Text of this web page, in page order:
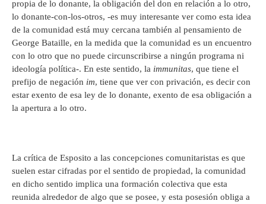
propia de lo donante, la obligación del don en relación a lo otro,
lo donante-con-los-otros, -es muy interesante ver como esta idea
de la comunidad está muy cercana también al pensamiento de
George Bataille, en la medida que la comunidad es un encuentro
con lo otro que no puede circunscribirse a ningún programa ni
ideología política-. En este sentido, la immunitas, que tiene el
prefijo de negación im, tiene que ver con privación, es decir con
estar exento de esa ley de lo donante, exento de esa obligación a
la apertura a lo otro.
La crítica de Esposito a las concepciones comunitaristas es que
suelen estar cifradas por el sentido de propiedad, la comunidad
en dicho sentido implica una formación colectiva que esta
reunida alrededor de algo que se posee, y esta posesión obliga a